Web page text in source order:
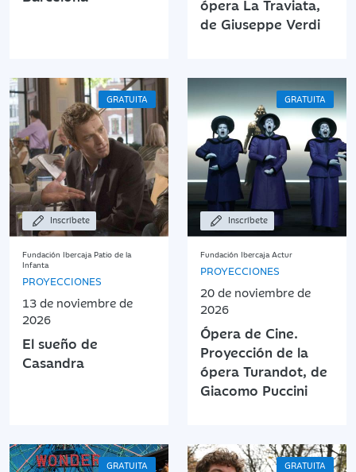
ópera La Traviata,
de Giuseppe Verdi
GRATUITA
Inscríbete
Fundación Ibercaja Patio de la
Infanta
PROYECCIONES
13 de noviembre de
2026
El sueño de
Casandra
GRATUITA
Inscríbete
Fundación Ibercaja Actur
PROYECCIONES
20 de noviembre de
2026
Ópera de Cine.
Proyección de la
ópera Turandot, de
Giacomo Puccini
GRATUITA GRATUITA